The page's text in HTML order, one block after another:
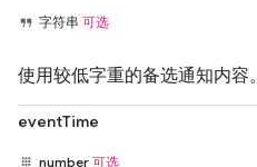
字符串 可选
使用较低字重的备选通知内容。
eventTime
number 可选